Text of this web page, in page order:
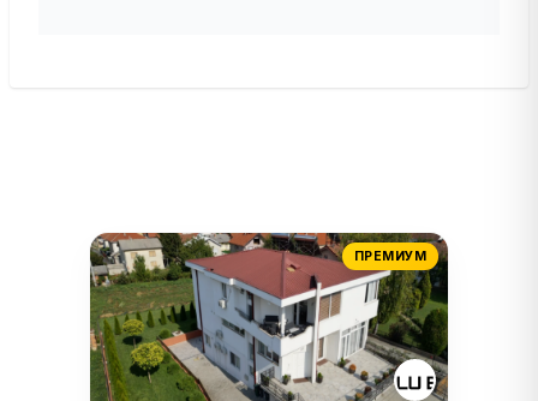
ПРЕМИУМ